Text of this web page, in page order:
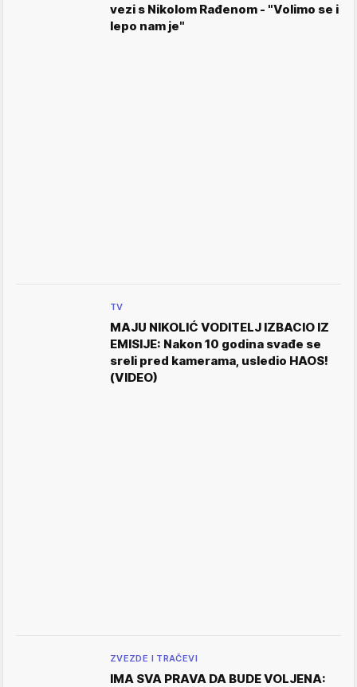
vezi s Nikolom Rađenom - "Volimo se i
lepo nam je"
TV
MAJU NIKOLIĆ VODITELJ IZBACIO IZ
EMISIJE: Nakon 10 godina svađe se
sreli pred kamerama, usledio HAOS!
(VIDEO)
ZVEZDE I TRAČEVI
IMA SVA PRAVA DA BUDE VOLJENA: